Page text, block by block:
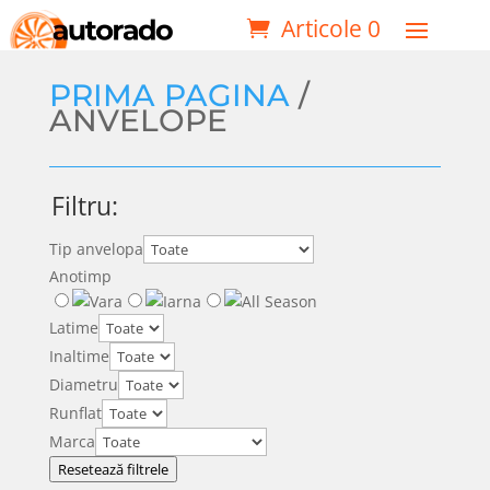
Articole 0
PRIMA PAGINA/
ANVELOPE
Filtru:
Tip anvelopa
Anotimp
Latime
Inaltime
Diametru
Runflat
Marca
Resetează filtrele